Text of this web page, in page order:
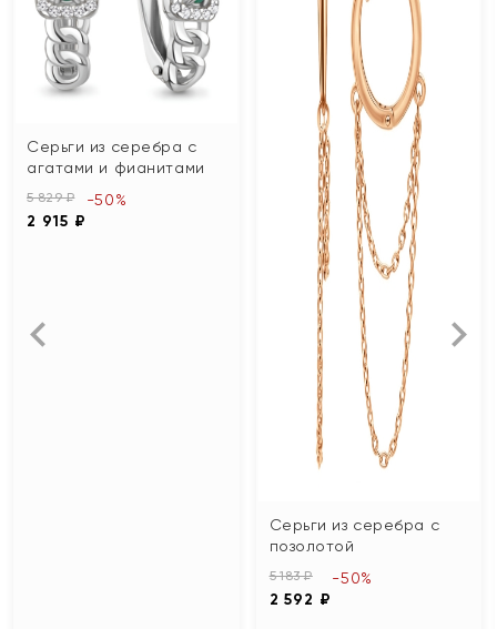
Серьги из серебра с
агатами и фианитами
5 829 ₽
2 915 ₽
-50%
Серьги из серебра с
позолотой
5 183 ₽
2 592 ₽
-50%